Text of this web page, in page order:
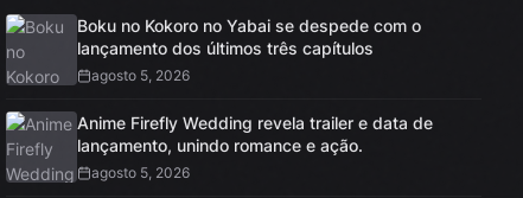
Boku no Kokoro no Yabai se despede com o
lançamento dos últimos três capítulos
agosto 5, 2026
Anime Firefly Wedding revela trailer e data de
lançamento, unindo romance e ação.
agosto 5, 2026